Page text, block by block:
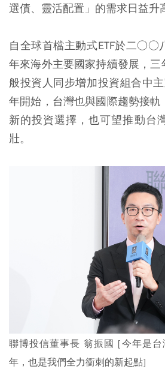
選債、靈活配置」的需求日益升
自全球首檔主動式ETF於二○○
年來海外主要國家持續發展，
般投資人同步增加投資組合中
年開始，台灣也與國際趨勢接
新的投資選擇，也可望推動台
壯。
聯博投信董事長 翁振國 [今年是台
年，也是我們全力衝刺的新起點]